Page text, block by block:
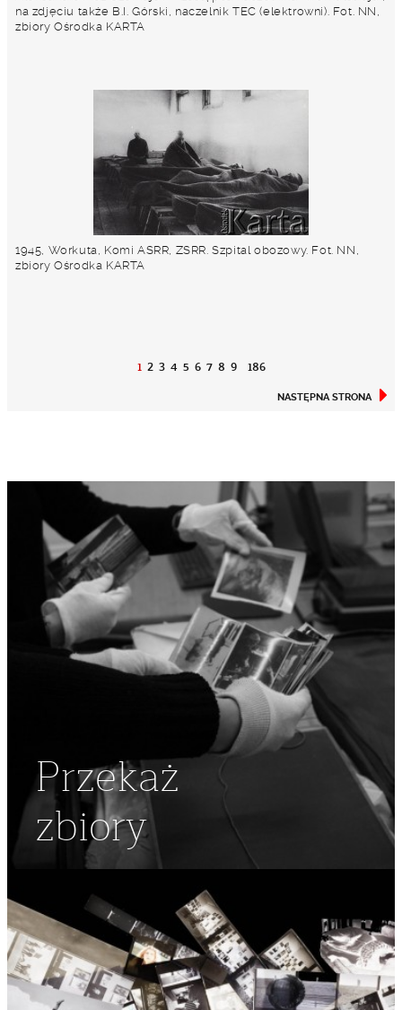
na zdjęciu także B.I. Górski, naczelnik TEC (elektrowni). Fot. NN,
zbiory Ośrodka KARTA
1945, Workuta, Komi ASRR, ZSRR. Szpital obozowy. Fot. NN,
zbiory Ośrodka KARTA
1 2 3 4 5 6 7 8 9
NASTĘPNA STRONA
186
Przekaż
zbiory